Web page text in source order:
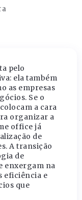
pelo
ela também
as empresas
Se o
a cara
organizar a
office já
de
A transição
de
enxergam na
eficiência e
que